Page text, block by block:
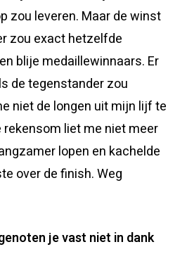
zou leveren. Maar de winst
zou exact hetzelfde
blije medaillewinnaars. Er
de tegenstander zou
niet de longen uit mijn lijf te
rekensom liet me niet meer
lopen en kachelde
over de finish. Weg
je vast niet in dank